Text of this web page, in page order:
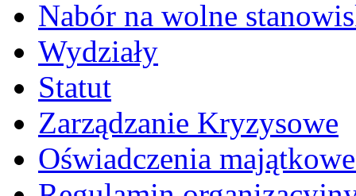
Nabór na wolne
Wydziały
Statut
Zarządzanie Kryzysowe
Oświadczenia